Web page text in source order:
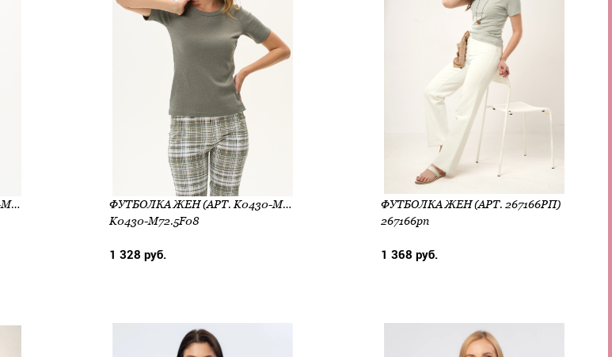
ФУТБОЛКА ЖЕН (АРТ. K0430-M82.5F05)
ФУТБОЛКА ЖЕН (АРТ. K0430-M72.5F08)
K0430-M72.5F08
1 328 руб.
ФУТБОЛКА ЖЕН (АРТ. 267166РП)
267166рп
1 368 руб.